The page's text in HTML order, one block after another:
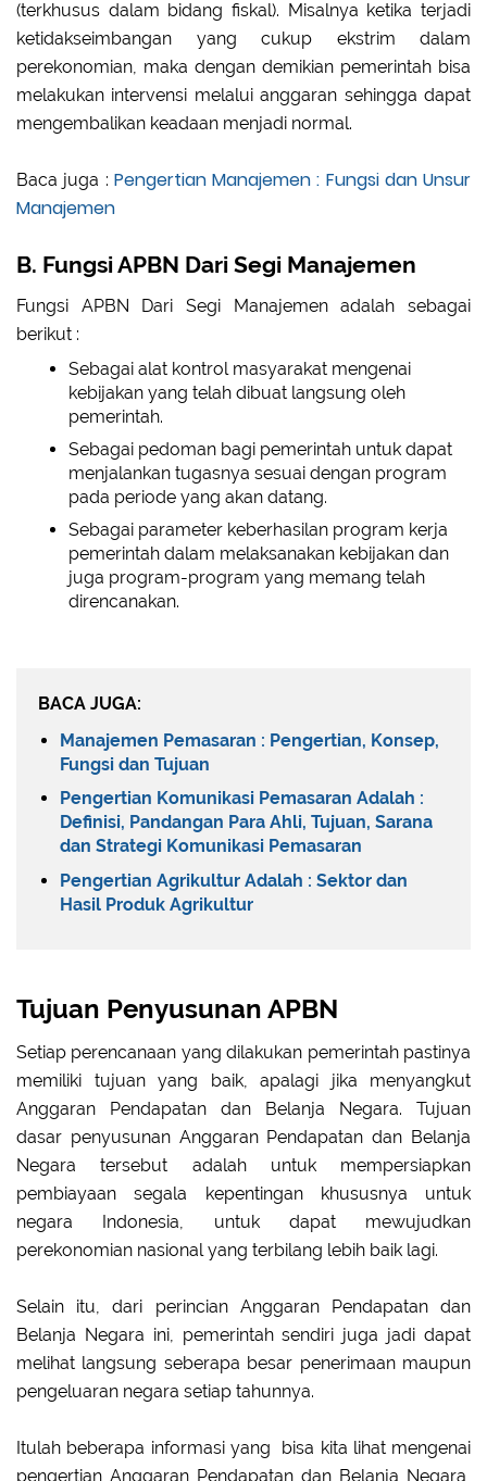
(terkhusus dalam bidang fiskal). Misalnya ketika terjadi
ketidakseimbangan yang cukup ekstrim dalam
perekonomian, maka dengan demikian pemerintah bisa
melakukan intervensi melalui anggaran sehingga dapat
mengembalikan keadaan menjadi normal.
Baca juga : Pengertian Manajemen : Fungsi dan Unsur
Manajemen
B. Fungsi APBN Dari Segi Manajemen
Fungsi APBN Dari Segi Manajemen adalah sebagai
berikut :
Sebagai alat kontrol masyarakat mengenai
kebijakan yang telah dibuat langsung oleh
pemerintah.
Sebagai pedoman bagi pemerintah untuk dapat
menjalankan tugasnya sesuai dengan program
pada periode yang akan datang.
Sebagai parameter keberhasilan program kerja
pemerintah dalam melaksanakan kebijakan dan
juga program-program yang memang telah
direncanakan.
BACA JUGA:
Manajemen Pemasaran : Pengertian, Konsep,
Fungsi dan Tujuan
Pengertian Komunikasi Pemasaran Adalah :
Definisi, Pandangan Para Ahli, Tujuan, Sarana
dan Strategi Komunikasi Pemasaran
Pengertian Agrikultur Adalah : Sektor dan
Hasil Produk Agrikultur
Tujuan Penyusunan APBN
Setiap perencanaan yang dilakukan pemerintah pastinya
memiliki tujuan yang baik, apalagi jika menyangkut
Anggaran Pendapatan dan Belanja Negara. Tujuan
dasar penyusunan Anggaran Pendapatan dan Belanja
Negara tersebut adalah untuk mempersiapkan
pembiayaan segala kepentingan khususnya untuk
negara Indonesia, untuk dapat mewujudkan
perekonomian nasional yang terbilang lebih baik lagi.
Selain itu, dari perincian Anggaran Pendapatan dan
Belanja Negara ini, pemerintah sendiri juga jadi dapat
melihat langsung seberapa besar penerimaan maupun
pengeluaran negara setiap tahunnya.
Itulah beberapa informasi yang bisa kita lihat mengenai
pengertian Anggaran Pendapatan dan Belanja Negara,